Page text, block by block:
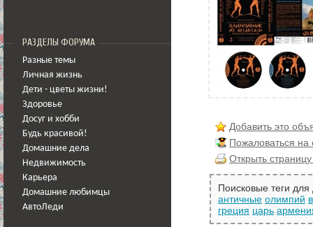
РАЗДЕЛЫ ФОРУМА
Разные темы
Личная жизнь
Дети - цветы жизни!
Здоровье
Досуг и хобби
Будь красивой!
Домашние дела
Недвижимость
Карьера
Домашние любимцы
АвтоЛеди
Добавить это
Пожаловаться
Открыть
Поисковые теги
античные олимпий
греция царь